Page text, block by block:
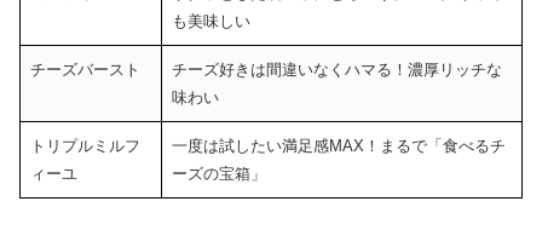
も美味しい
チーズバースト
チーズ好きは間違いなくハマる！濃厚リッチな
味わい
トリプルミルフ
ィーユ
一度は試したい満足感MAX！まるで「食べるチ
ーズの宝箱」